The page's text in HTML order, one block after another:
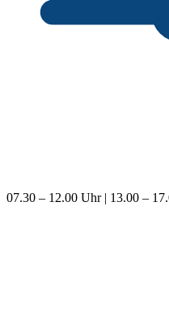
07.30 – 12.00 Uhr | 13.00 –